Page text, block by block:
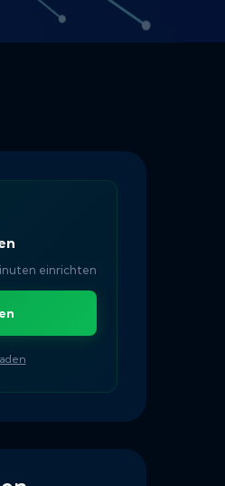
einrichten